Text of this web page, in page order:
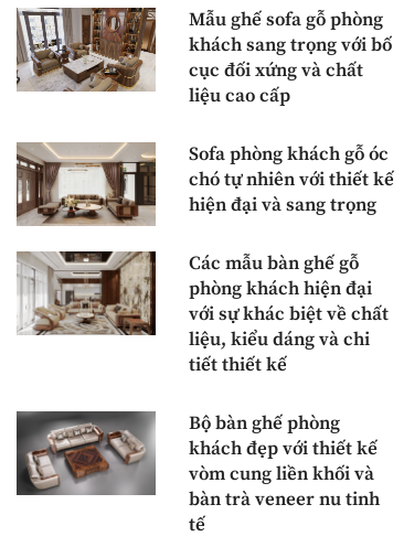
Mẫu ghế sofa gỗ phòng
khách sang trọng với bố
cục đối xứng và chất
liệu cao cấp
Sofa phòng khách gỗ óc
chó tự nhiên với thiết kế
hiện đại và sang trọng
Các mẫu bàn ghế gỗ
phòng khách hiện đại
với sự khác biệt về chất
liệu, kiểu dáng và chi
tiết thiết kế
Bộ bàn ghế phòng
khách đẹp với thiết kế
vòm cung liền khối và
bàn trà veneer nu tinh
tế